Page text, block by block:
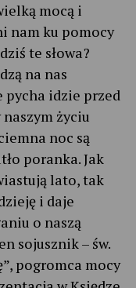
mocą i
nam ku pomocy
te słowa?
na nas
pycha idzie przed
życiu
noc są
poranka. Jak
lato, tak
i daje
o naszą
sojusznik – św.
pogromca mocy